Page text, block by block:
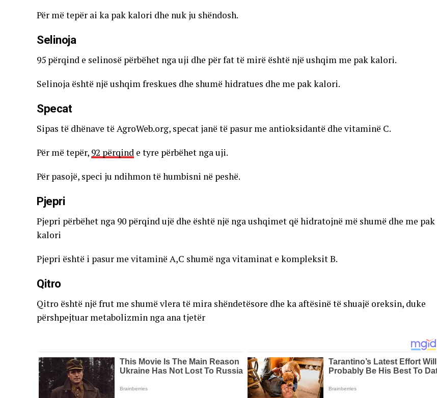
Për më tepër ai ka pak kalori dhe nuk ju shëndosh.
Selinoja
95 përqind e selinosë përbëhet nga uji dhe për fat të mirë është një ushqim me pak kalori.
Selinoja është një ushqim freskues dhe shumë hidratues dhe me pak kalori.
Specat
Sipas të dhënave të AgroWeb.org, specat janë të pasur me antioksidantë dhe vitaminë C.
Për më tepër, 92 përqind e tyre përbëhet nga uji.
Për pasojë, speci ju ndihmon të humbisni në peshë.
Pjepri
Pjepri përbëhet nga 90 përqind ujë dhe është një nga ushqimet që hidratojnë më shumë dhe me pak
kalori
Pjepri është i pasur me vitaminë A,C shumë nga vitaminat e kompleksit B.
Qitro
Qitro është një frut me shumë vlera të mira shëndetësore dhe ka aftësinë të shuajë oreksin, duke
përshpejtuar metabolizmin nga ana tjetër